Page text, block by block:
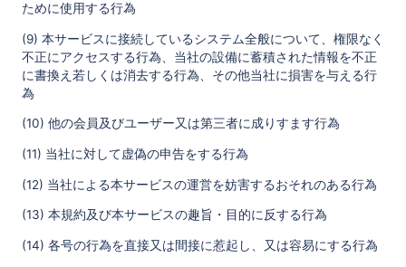
ために使用する行為
(9) 本サービスに接続しているシステム全般について、権限なく
不正にアクセスする行為、当社の設備に蓄積された情報を不正
に書換え若しくは消去する行為、その他当社に損害を与える行
為
(10) 他の会員及びユーザー又は第三者に成りすます行為
(11) 当社に対して虚偽の申告をする行為
(12) 当社による本サービスの運営を妨害するおそれのある行為
(13) 本規約及び本サービスの趣旨・目的に反する行為
(14) 各号の行為を直接又は間接に惹起し、又は容易にする行為